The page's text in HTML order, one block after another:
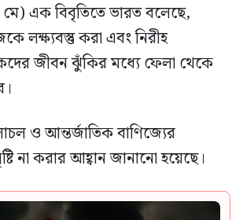
এক বিবৃতিতে ভারত বলেছে,
লক্ষ্যবস্তু করা এবং নিরীহ
জীবন ঝুঁকির মধ্যে ফেলা থেকে
ও আন্তর্জাতিক বাণিজ্যের
না করার আহ্বান জানানো হয়েছে।